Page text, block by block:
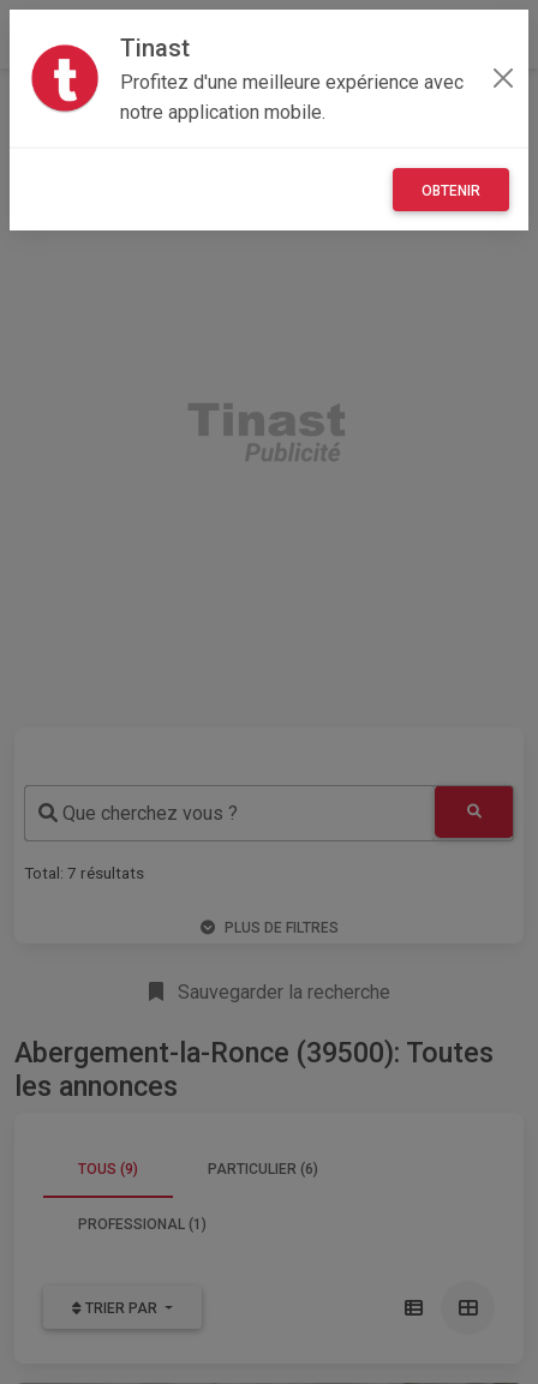
Tinast
Profitez d'une meilleure expérience avec
notre application mobile.
OBTENIR
Accueil Recherche
Bourgogne-Franche-Comté
Que cherchez vous ?
Total: 7 résultats
PLUS DE FILTRES
Sauvegarder la recherche
Abergement-la-Ronce (39500): Toutes
les annonces
TOUS (9) PARTICULIER (6)
PROFESSIONAL (1)
TRIER PAR